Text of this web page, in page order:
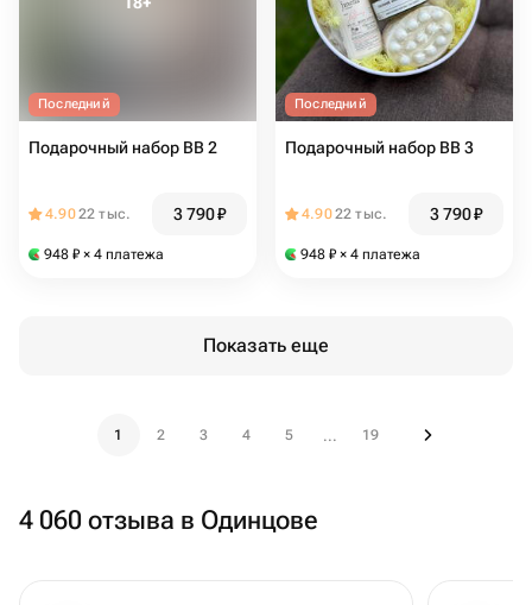
Последний
Подарочный набор ВВ 2
4.9022 тыс. 3 790₽
948 ₽ × 4 платежа
Последний
Подарочный набор ВВ 3
4.9022 тыс. 3 790₽
948 ₽ × 4 платежа
Показать еще
1 2 3 4 5 ... 19
4 060 отзыва в Одинцове